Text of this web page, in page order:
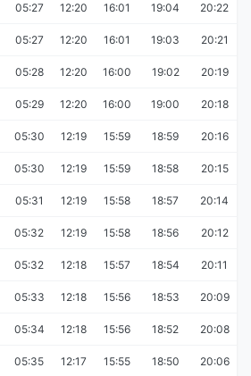
05:27 12:20 16:01 19:04 20:22
05:27 12:20 16:01 19:03 20:21
05:28 12:20 16:00 19:02 20:19
05:29 12:20 16:00 19:00 20:18
05:30 12:19 15:59 18:59 20:16
05:30 12:19 15:59 18:58 20:15
05:31 12:19 15:58 18:57 20:14
05:32 12:19 15:58 18:56 20:12
05:32 12:18 15:57 18:54 20:11
05:33 12:18 15:56 18:53 20:09
05:34 12:18 15:56 18:52 20:08
05:35 12:17 15:55 18:50 20:06